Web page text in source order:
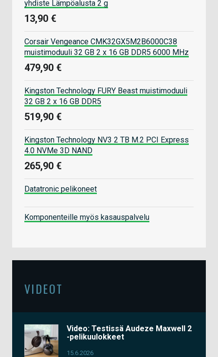
yhdiste Lämpöalusta 2 g
13,90 €
Corsair Vengeance CMK32GX5M2B6000C38
muistimoduuli 32 GB 2 x 16 GB DDR5 6000 MHz
479,90 €
Kingston Technology FURY Beast muistimoduuli
32 GB 2 x 16 GB DDR5
519,90 €
Kingston Technology NV3 2 TB M.2 PCI Express
4.0 NVMe 3D NAND
265,90 €
Datatronic pelikoneet
Komponenteille myös kasauspalvelu
VIDEOT
Video: Testissä Audeze Maxwell 2
-pelikuulokkeet
15.6.2026